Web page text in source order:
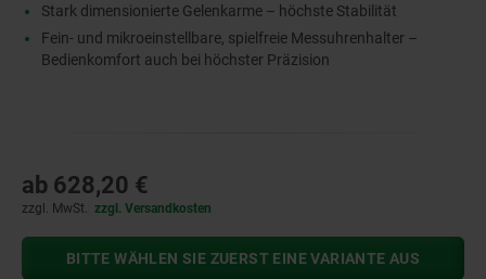
Stark dimensionierte Gelenkarme – höchste Stabilität
Fein- und mikroeinstellbare, spielfreie Messuhrenhalter –
Bedienkomfort auch bei höchster Präzision
ab 628,20 €
zzgl. MwSt. zzgl. Versandkosten
BITTE WÄHLEN SIE ZUERST EINE VARIANTE AUS